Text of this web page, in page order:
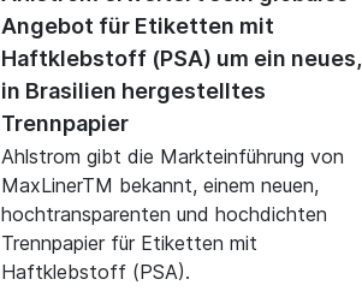
Angebot für Etiketten mit
Haftklebstoff (PSA) um ein neues,
in Brasilien hergestelltes
Trennpapier
Ahlstrom gibt die Markteinführung von
MaxLinerTM bekannt, einem neuen,
hochtransparenten und hochdichten
Trennpapier für Etiketten mit
Haftklebstoff (PSA).